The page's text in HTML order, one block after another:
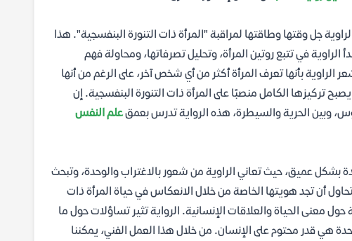
جل وقتها وطاقتها لمراقبة "المرأة ذات التنورة البنفسجية". هذا
في تتبع روتين المرأة، وتحليل تصرفاتها، ومحاولة فهم
الراوية بأنها تعرف المرأة أكثر من أي شخص آخر، على الرغم من أنها
تركيزها الكامل منصبًا على المرأة ذات التنورة البنفسجية. إن
وبين الحرية والسيطرة، هذه الرواية تدرس بعمقعلم النفس
بشكل عميق، حيث تعاني الراوية من شعور بالاغتراب والوحدة، وتبحث
أن تجد هويتها الخاصة من خلال الانعكاس في حياة المرأة ذات
معنى الحياة والعلاقات الإنسانية. الرواية تثير تساؤلات حول ما
هي قدر محتوم على الإنسان. من خلال هذا العمل الفني، يمكننا